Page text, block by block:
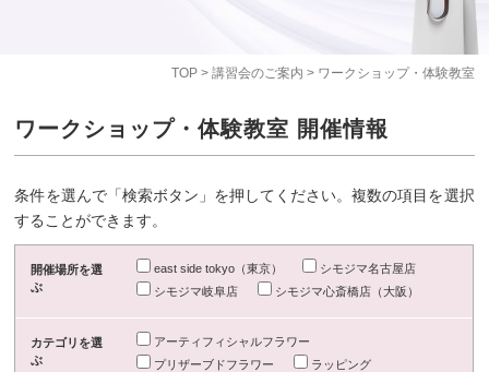
TOP> 講習会のご案内 > ワークショップ・体験教室
ワークショップ・体験教室 開催情報
条件を選んで「検索ボタン」を押してください。複数の項目を選択
することができます。
開催場所を選
ぶ
east side tokyo（東京）
シモジマ名古屋店
シモジマ岐阜店
シモジマ心斎橋店（大阪）
カテゴリを選
ぶ
アーティフィシャルフラワー
プリザーブドフラワー
ラッピング